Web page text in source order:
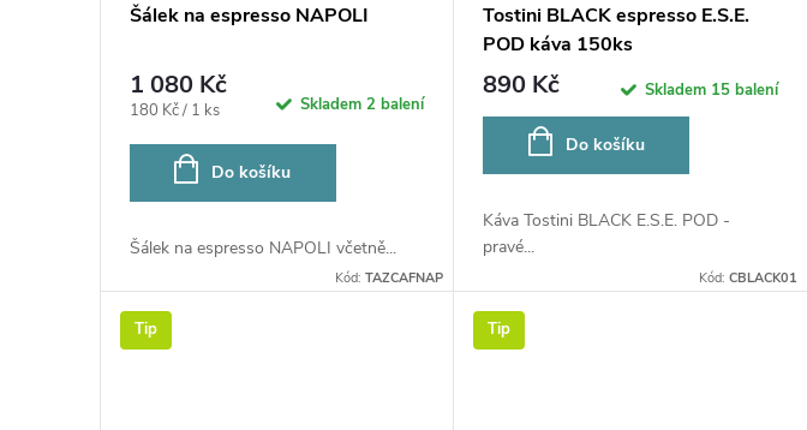
Šálek na espresso NAPOLI
1 080 Kč
Měrná
180 Kč / 1 ks Skladem2 balení
Do košíku
Šálek na espresso NAPOLI včetně...
Kód:TAZCAFNAP
Tostini BLACK espresso E.S.E.
POD káva 150ks
890 Kč Skladem 15 balení
Do košíku
Káva Tostini BLACK E.S.E. POD -
pravé...
Kód: CBLACK01
Tip Tip